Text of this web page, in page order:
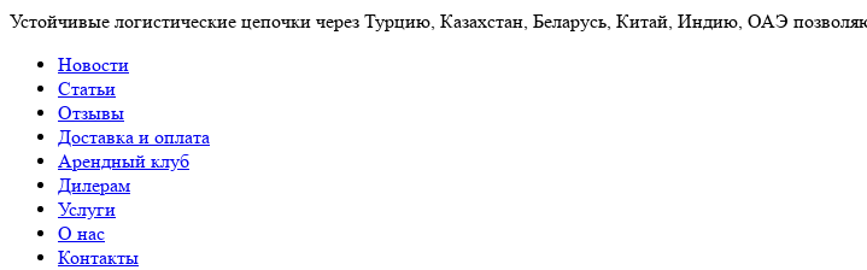
Устойчивые логистические цепочки через Турцию, Казахстан, Беларусь, Китай, Индию, ОАЭ
Новости
Статьи
Отзывы
Доставка и оплата
Арендный клуб
Дилерам
Услуги
О нас
Контакты